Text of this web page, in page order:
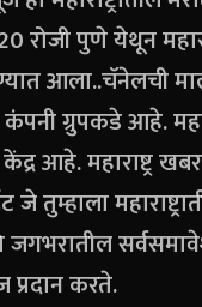
रोजी पुणे येथून
आला..चॅनेलची
कंपनी ग्रुपकडे आहे.
आहे. महाराष्ट्र
तुम्हाला
प्रदान करते.